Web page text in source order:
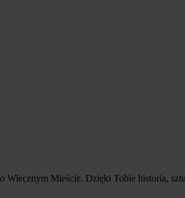
Wiecznym Mieście. Dzięki Tobie historia,